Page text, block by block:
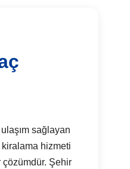
sağlayan
hizmeti
çözümdür. Şehir